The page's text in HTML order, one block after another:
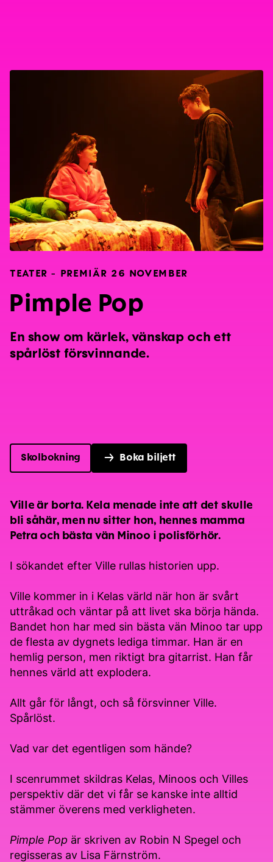
TEATER – PREMIÄR 26 NOVEMBER
Pimple Pop
En show om kärlek, vänskap och ett
spårlöst försvinnande.
Ville är borta. Kela menade inte att det skulle
bli såhär, men nu sitter hon, hennes mamma
Petra och bästa vän Minoo i polisförhör.
I sökandet efter Ville rullas historien upp.
Ville kommer in i Kelas värld när hon är svårt
uttråkad och väntar på att livet ska börja hända.
Bandet hon har med sin bästa vän Minoo tar upp
de flesta av dygnets lediga timmar. Han är en
hemlig person, men riktigt bra gitarrist. Han får
hennes värld att explodera.
Allt går för långt, och så försvinner Ville.
Spårlöst.
Vad var det egentligen som hände?
I scenrummet skildras Kelas, Minoos och Villes
perspektiv där det vi får se kanske inte alltid
stämmer överens med verkligheten.
Pimple Pop är skriven av Robin N Spegel och
regisseras av Lisa Färnström.
Skolbokning Boka biljett